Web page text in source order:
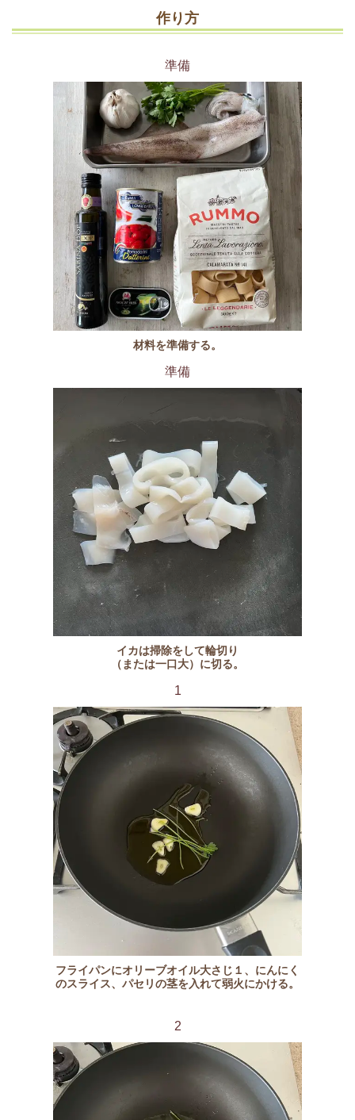
作り方
準備
材料を準備する。
準備
イカは掃除をして輪切り
（または一口大）に切る。
1
フライパンにオリーブオイル大さじ１、にんにく
のスライス、パセリの茎を入れて弱火にかける。
2